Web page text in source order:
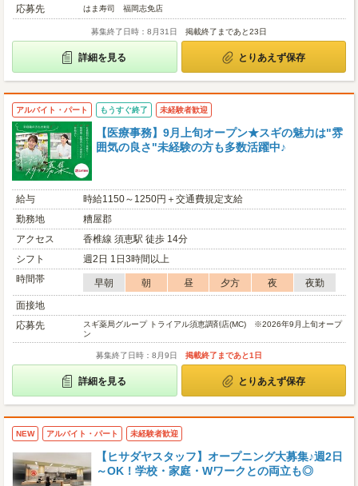
応募先
はま寿司 福岡志免店
募集終了日時：8月31日 掲載終了まであと23日
詳細を見る とりあえず保存
アルバイト・パート もうすぐ終了 未経験者歓迎
【医療事務】9月上旬オープン★スギの魅力は"雰
囲気の良さ"未経験の方も多数活躍中♪
給与
時給1150～1250円＋交通費規定支給
勤務地
糟屋郡
アクセス
香椎線 須恵駅 徒歩 14分
シフト
週2日 1日3時間以上
時間帯
早朝 朝 昼 夕方 夜
夜勤
面接地
応募先
スギ薬局グループ トライアル須恵調剤店(MC) ※2026年9月上旬オープ
ン
募集終了日時：8月9日 掲載終了まであと1日
詳細を見る とりあえず保存
NEW アルバイト・パート 未経験者歓迎
【ヒサダヤスタッフ】オープニング大募集♪週2日
～OK！学校・家庭・Wワークとの両立も◎